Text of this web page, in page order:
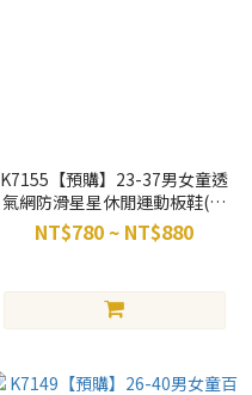
K7155【預購】23-37男女童透
氣網防滑星星休閒運動板鞋(六
色)
NT$780 ~ NT$880